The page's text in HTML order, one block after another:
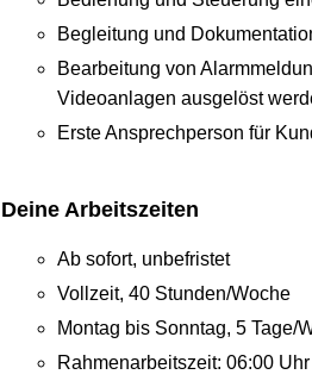
Begleitung und
Bearbeitung von
Videoanlagen ausgelöst
Erste Ansprechperson für
Deine Arbeitszeiten
Ab sofort, unbefristet
Vollzeit, 40 Stunden/Woche
Montag bis Sonntag, 5 Tage/
Rahmenarbeitszeit: 06:00